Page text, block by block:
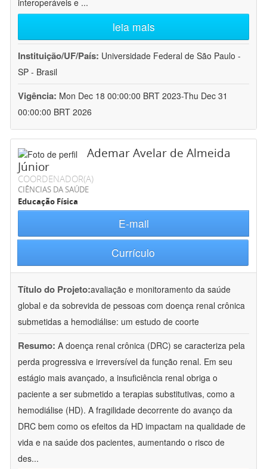
interoperáveis e ...
leia mais
Instituição/UF/País: Universidade Federal de São Paulo -
SP - Brasil
Vigência: Mon Dec 18 00:00:00 BRT 2023-Thu Dec 31
00:00:00 BRT 2026
Ademar Avelar de Almeida
Júnior
COORDENADOR(A)
CIÊNCIAS DA SAÚDE
Educação Física
E-mail
Currículo
Título do Projeto:avaliação e monitoramento da saúde
global e da sobrevida de pessoas com doença renal crônica
submetidas a hemodiálise: um estudo de coorte
Resumo: A doença renal crônica (DRC) se caracteriza pela
perda progressiva e irreversível da função renal. Em seu
estágio mais avançado, a insuficiência renal obriga o
paciente a ser submetido a terapias substitutivas, como a
hemodiálise (HD). A fragilidade decorrente do avanço da
DRC bem como os efeitos da HD impactam na qualidade de
vida e na saúde dos pacientes, aumentando o risco de
des...